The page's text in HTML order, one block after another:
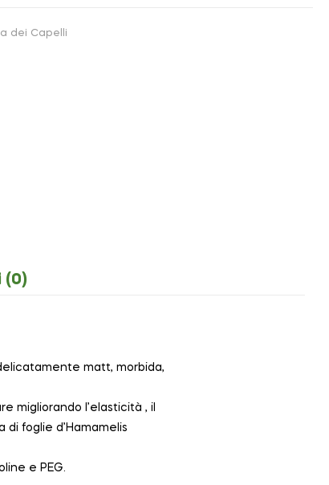
dei Capelli
(0)
matt, morbida,
migliorando l’elasticità , il
foglie d’Hamamelis
e PEG.